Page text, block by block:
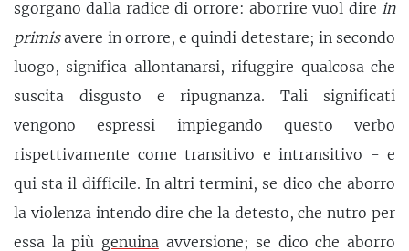
sgorgano dalla radice di orrore: aborrire vuol dire in
primisavere in orrore, e quindi detestare; in secondo
luogo, significa allontanarsi, rifuggire qualcosa che
suscita disgusto e ripugnanza. Tali significati
vengono espressi impiegando questo verbo
rispettivamente come transitivo e intransitivo - e
qui sta il difficile. In altri termini, se dico che aborro
la violenza intendo dire che la detesto, che nutro per
essa la più genuinaavversione; se dico che aborro